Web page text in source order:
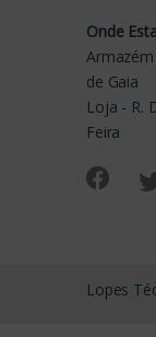
Onde
de Gaia
Loja - R.
Feira
Lopes